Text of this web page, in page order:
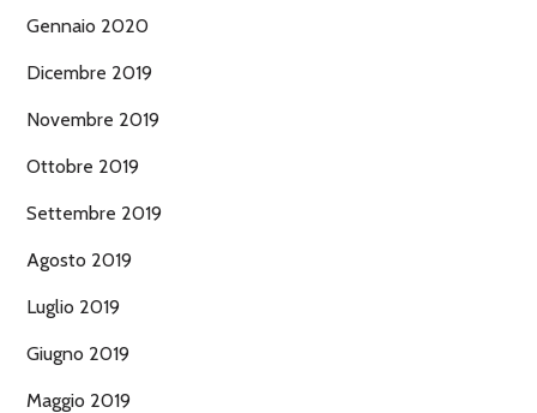
Gennaio 2020
Dicembre 2019
Novembre 2019
Ottobre 2019
Settembre 2019
Agosto 2019
Luglio 2019
Giugno 2019
Maggio 2019